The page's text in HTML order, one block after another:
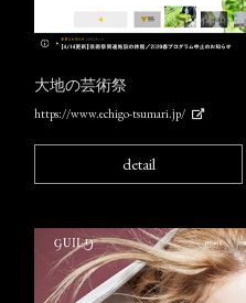
大地の芸術祭
https://www.echigo-tsumari.jp/
detail